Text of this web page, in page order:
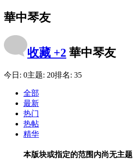
華中琴友
收藏 +2 華中琴友
今日: 0主题: 20排名: 35
全部
最新
热门
热帖
精华
本版块或指定的范围内尚无主题